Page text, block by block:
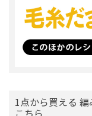
1点から買える
こちら